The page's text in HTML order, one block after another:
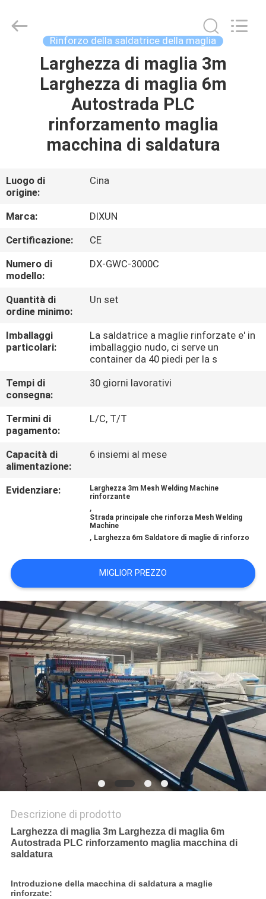
CASA
PRODOTTI
MANIFESTAZIONE
VR
CIRCA
NOI
GIRO
DELLA
FABBRICA
CONTROLLO
DI
QUALITÀ
CONTATTICI
RICHIEDA
UNA
DEL
SITO
PRIVACY
POLICY
Mesh
Products
Rinforzo della saldatrice della maglia
Larghezza di maglia 3m
Larghezza di maglia 6m
Autostrada PLC
rinforzamento maglia
macchina di saldatura
Luogo di
origine:
Cina
Marca:
DIXUN
Certificazione:
CE
Numero di
modello:
DX-GWC-3000C
Quantità di
ordine minimo:
Un set
Imballaggi
particolari:
La saldatrice a maglie rinforzate e' in
imballaggio nudo, ci serve un
container da 40 piedi per la s
Tempi di
consegna:
30 giorni lavorativi
Termini di
pagamento:
L/C, T/T
Capacità di
alimentazione:
6 insiemi al mese
Evidenziare:
Larghezza 3m Mesh Welding Machine
rinforzante
,
Strada principale che rinforza Mesh Welding
Machine
, Larghezza 6m Saldatore di maglie di rinforzo
MIGLIOR PREZZO
Descrizione di prodotto
Larghezza di maglia 3m Larghezza di maglia 6m
Autostrada PLC rinforzamento maglia macchina di
saldatura
Introduzione della macchina di saldatura a maglie
rinforzate: